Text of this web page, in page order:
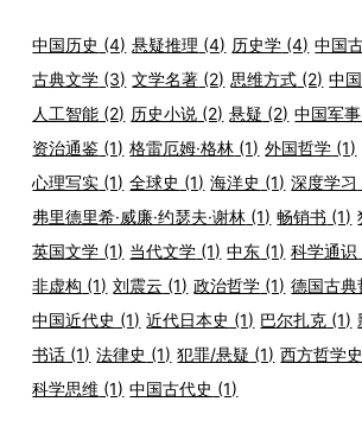
中国历史 (4) 悬疑推理 (4) 历史学 (4) 中国
古典文学 (3) 文学名著 (2) 思维方式 (2) 中
人工智能 (2) 历史小说 (2) 悬疑 (2) 中国军
资治通鉴 (1) 格雷厄姆·格林 (1) 外国哲学 (1)
心理写实 (1) 全球史 (1) 海洋史 (1) 深度学习
弗里德里希·威廉·约瑟夫·谢林 (1) 畅销书 (1)
英国文学 (1) 当代文学 (1) 中东 (1) 科学通识
非虚构 (1) 刘震云 (1) 政治哲学 (1) 德国古典
中国近代史 (1) 近代日本史 (1) 巴尔扎克 (1)
书话 (1) 法律史 (1) 犯罪/悬疑 (1) 西方哲学史
科学思维 (1) 中国古代史 (1)